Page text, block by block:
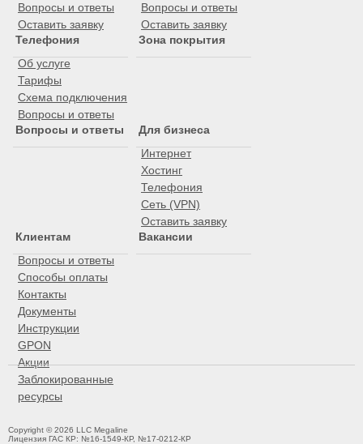
Вопросы и ответы
Оставить заявку
Вопросы и ответы
Оставить заявку
Телефония
Об услуге
Тарифы
Схема подключения
Вопросы и ответы
Зона покрытия
Вопросы и ответы
Для бизнеса
Интернет
Хостинг
Телефония
Сеть (VPN)
Оставить заявку
Клиентам
Вопросы и ответы
Способы оплаты
Контакты
Документы
Инструкции
GPON
Акции
Заблокированные
ресурсы
Вакансии
Copyright © 2026 LLC Megaline
Лицензия ГАС КР: №16-1549-КР, №17-0212-КР